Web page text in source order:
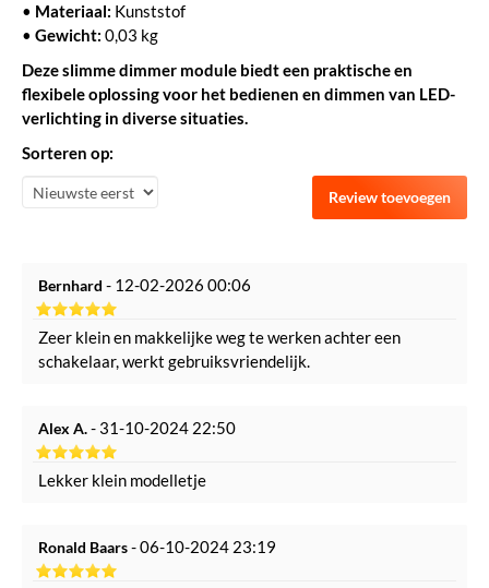
• Materiaal: Kunststof
• Gewicht: 0,03 kg
Deze slimme dimmer module biedt een praktische en
flexibele oplossing voor het bedienen en dimmen van LED-
verlichting in diverse situaties.
Sorteren op:
Review toevoegen
Bernhard - 12-02-2026 00:06
Zeer klein en makkelijke weg te werken achter een
schakelaar, werkt gebruiksvriendelijk.
Alex A.- 31-10-2024 22:50
Lekker klein modelletje
Ronald Baars- 06-10-2024 23:19